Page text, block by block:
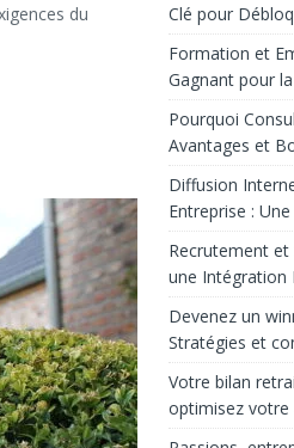
du
Clé pour
Formation et
Gagnant pour
Pourquoi
Avantages et
Diffusion
Entreprise :
Recrutement et
une Intégration
Devenez un
Stratégies et
Votre bilan
optimisez votre